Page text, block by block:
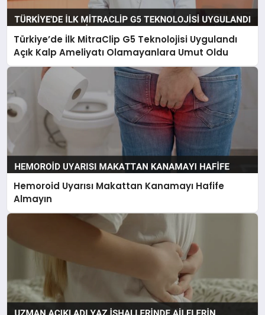
Türkiye’de İlk MitraClip G5 Teknolojisi Uygulandı
Açık Kalp Ameliyatı Olamayanlara Umut Oldu
Hemoroid Uyarısı Makattan Kanamayı Hafife
Almayın